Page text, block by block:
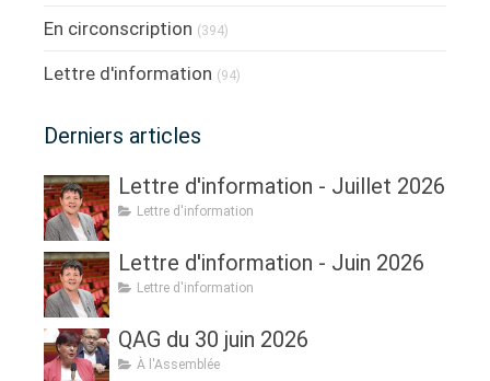
En circonscription (394)
Lettre d'information (94)
Derniers articles
Lettre d'information - Juillet 2026
Lettre d'information
Lettre d'information - Juin 2026
Lettre d'information
QAG du 30 juin 2026
À l'Assemblée